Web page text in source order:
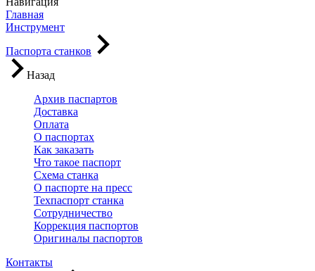
Главная
Инструмент
Паспорта станков
Назад
Архив паспартов
Доставка
Оплата
О паспортах
Как заказать
Что такое паспорт
Схема станка
О паспорте на пресс
Техпаспорт станка
Сотрудничество
Коррекция паспортов
Оригиналы паспортов
Контакты